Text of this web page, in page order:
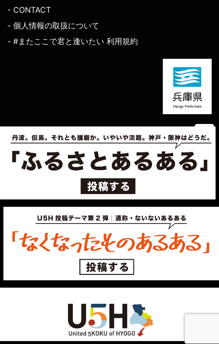
- CONTACT
- 個人情報の取扱について
- #またここで君と逢いたい 利用規約